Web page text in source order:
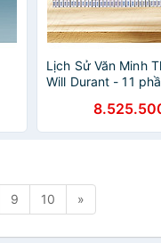
Lịch Sử Văn Minh
Will Durant - 11
9 10 »